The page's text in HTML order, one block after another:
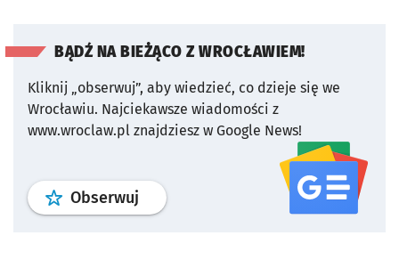
BĄDŹ NA BIEŻĄCO Z WROCŁAWIEM!
Kliknij „obserwuj”, aby wiedzieć, co dzieje się we
Wrocławiu. Najciekawsze wiadomości z
www.wroclaw.pl znajdziesz w Google News!
Obserwuj profil serwisu